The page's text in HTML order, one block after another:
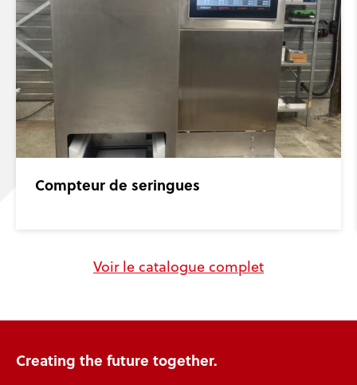
Voir le catalogue complet
Compteur de seringues
Creating the future together.